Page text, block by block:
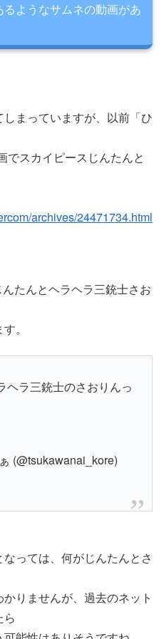
ようなサムネの動画があ
まっていますが、以前「ひ
でスカイピースじんたんと
archives/24471734.html
たんとヘラヘラ三銃士さお
。
ヘラ三銃士のさおりんっ
(@tsukawanai_kore)
っては、何がじんたんとさ
りませんが、過去のネット
ら